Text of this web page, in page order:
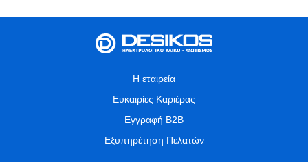
Η εταιρεία
Ευκαιρίες Καριέρας
Εγγραφή B2B
Εξυπηρέτηση Πελατών